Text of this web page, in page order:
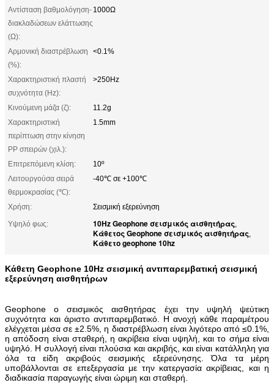
Αντίσταση βαθμολόγηση-
διακλαδώσεων ελάττωσης
(Ω):
1000Ω
Αρμονική διαστρέβλωση
(%):
<0.1%
Χαρακτηριστική πλαστή
συχνότητα (Hz):
>250Hz
Κινούμενη μάζα (ζ):
11.2g
Χαρακτηριστική
περίπτωση στην κίνηση
PP σπειρών (χιλ.):
1.5mm
Επιτρεπόμενη κλίση:
10º
Λειτουργούσα σειρά
θερμοκρασίας (℃):
-40℃ σε +100℃
Χρήση:
Σεισμική εξερεύνηση
Υψηλό φως:
10Hz Geophone σεισμικός αισθητήρας,
Κάθετος Geophone σεισμικός αισθητήρας,
Κάθετο geophone 10hz
Κάθετη Geophone 10Hz σεισμική αντιπαρεμβατική σεισμική
εξερεύνηση αισθητήρων
Geophone ο σεισμικός αισθητήρας έχει την υψηλή ψεύτικη
συχνότητα και άριστο αντιπαρεμβατικό. Η ανοχή κάθε παραμέτρου
ελέγχεται μέσα σε ±2.5%, η διαστρέβλωση είναι λιγότερο από ≤0.1%,
η απόδοση είναι σταθερή, η ακρίβεια είναι υψηλή, και το σήμα είναι
υψηλό. Η συλλογή είναι πλούσια και ακριβής, και είναι κατάλληλη για
όλα τα είδη ακριβούς σεισμικής εξερεύνησης. Όλα τα μέρη
υποβάλλονται σε επεξεργασία με την κατεργασία ακρίβειας, και η
διαδικασία παραγωγής είναι ώριμη και σταθερή.